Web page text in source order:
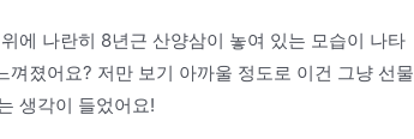
에 나란히 8년근 산양삼이 놓여 있는 모습이 나타
졌어요? 저만 보기 아까울 정도로 이건 그냥 선물
생각이 들었어요!